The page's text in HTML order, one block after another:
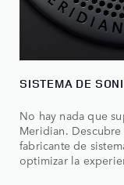
SISTEMA DE
No hay nada que
Meridian.
fabricante de
optimizar la